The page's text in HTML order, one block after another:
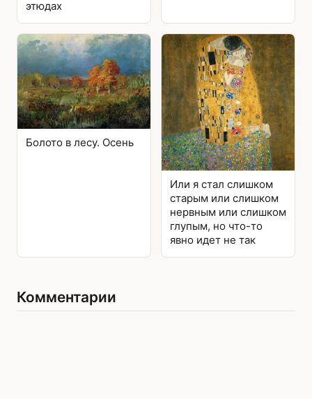
этюдах
Болото в лесу. Осень
Или я стал слишком
старым или слишком
нервным или слишком
глупым, но что-то
явно идет не так
Комментарии